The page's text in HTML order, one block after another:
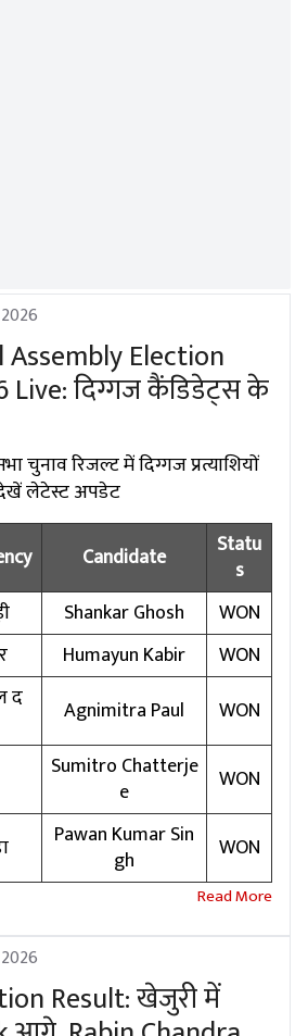
Election
Live: दिग्गज कैंडिडेट्स के
चुनाव रिजल्ट में दिग्गज प्रत्याशियों
देखें लेटेस्ट अपडेट
Candidate
Statu
s
Shankar Ghosh
WON
Humayun Kabir
WON
द
Agnimitra Paul WON
Sumitro Chatterje
e
WON
Pawan Kumar Sin
gh
WON
Result: खेजुरी में